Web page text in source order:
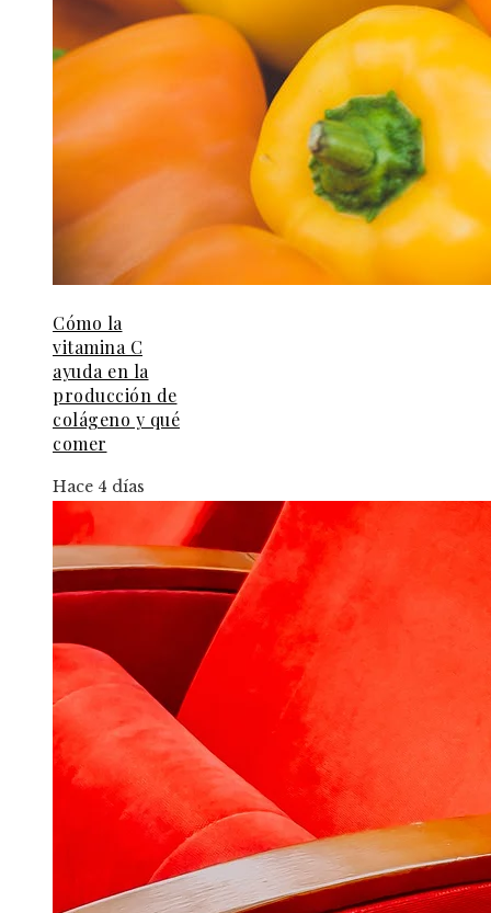
Cómo la
vitamina C
ayuda en la
producción de
colágeno y qué
comer
Hace 4 días